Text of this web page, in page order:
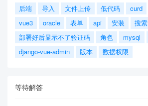
后端
导入 文件上传 低代码 curd
vue3
oracle 表单 api 安装
搜索
部署好后显示不了验证码
角色 mysql
django-vue-admin
版本 数据权限
等待解答